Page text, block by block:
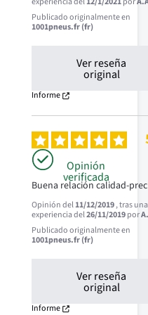
Publicado originalmente en
1001pneus.fr (fr)
Ver reseña
original
Informe
Opinión
verificada
Buena relación calidad-
Opinión del11/12/2019, tras una
experiencia del26/11/2019por
Publicado originalmente en
1001pneus.fr (fr)
Ver reseña
original
Informe